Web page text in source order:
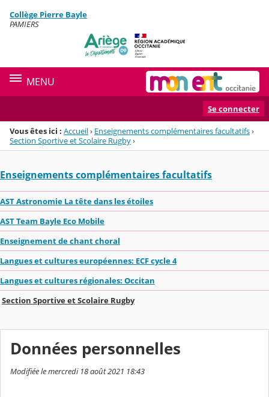
Menu de la rubrique
Contenu
Collège Pierre Bayle
PAMIERS
MENU
Se connecter
Vous êtes ici : Accueil› Enseignements complémentaires facultatifs›
Section Sportive et Scolaire Rugby›
Enseignements complémentaires facultatifs
AST Astronomie La tête dans les étoiles
AST Team Bayle Eco Mobile
Enseignement de chant choral
Langues et cultures européennes: ECF cycle 4
Langues et cultures régionales: Occitan
Section Sportive et Scolaire Rugby
Données personnelles
Modifiée le mercredi 18 août 2021 18:43